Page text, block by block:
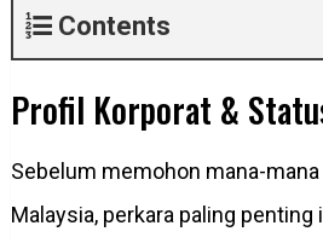
Contents
Profil Korporat &
Sebelum memohon mana-
Malaysia, perkara paling penting